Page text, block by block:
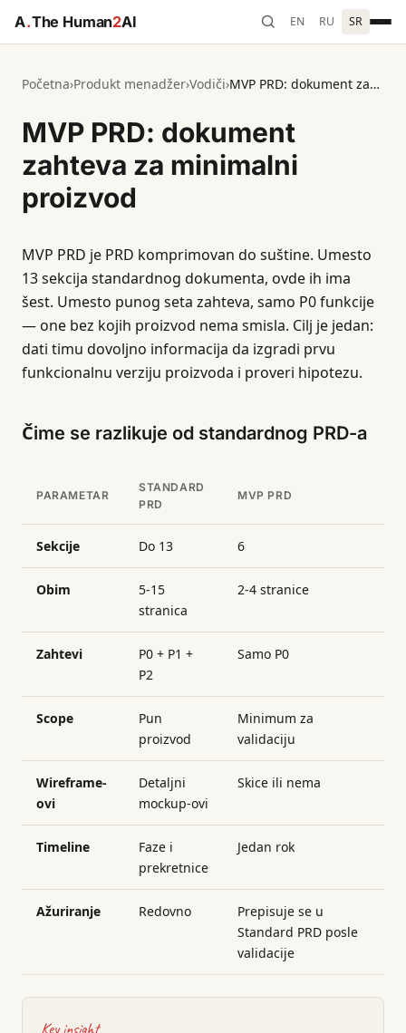
A.The Human2AI EN RU SR
Početna›Produkt menadžer›Vodiči› MVP PRD: dokument zahteva za minimalni proizvod
MVP PRD: dokument
zahteva za minimalni
proizvod
MVP PRD je PRD komprimovan do suštine. Umesto
13 sekcija standardnog dokumenta, ovde ih ima
šest. Umesto punog seta zahteva, samo P0 funkcije
— one bez kojih proizvod nema smisla. Cilj je jedan:
dati timu dovoljno informacija da izgradi prvu
funkcionalnu verziju proizvoda i proveri hipotezu.
Čime se razlikuje od standardnog PRD-a
PARAMETAR
STANDARD
PRD
MVP PRD
Sekcije Do 13 6
Obim
5-15
stranica
2-4 stranice
Zahtevi
P0 + P1 +
P2
Samo P0
Scope
Pun
proizvod
Minimum za
validaciju
Wireframe-
ovi
Detaljni
mockup-ovi
Skice ili nema
Timeline
Faze i
prekretnice
Jedan rok
Ažuriranje Redovno
Prepisuje se u
Standard PRD posle
validacije
Key insight